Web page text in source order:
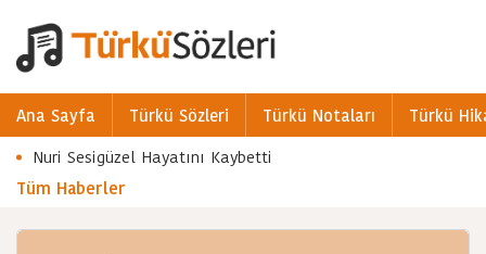
Ana Sayfa Türkü Sözleri Türkü Notaları
Türkü
Nuri Sesigüzel Hayatını Kaybetti
Tüm Haberler